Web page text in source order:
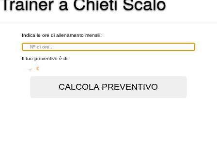
Indica le ore di allenamento mensili:
Il tuo preventivo è di:
– €